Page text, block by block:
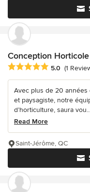
Conception
Average rating: 5 out of
5.0 (1
Avec plus de 20 années
et paysagiste, notre
d’horticulture, saura
Read More
Saint-Jérôme, QC